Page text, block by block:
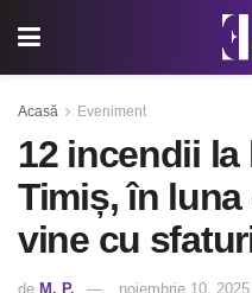
Acasă Eveniment
12 incendii
Timiș, în
vine cu
de M. P. noiembrie 10,